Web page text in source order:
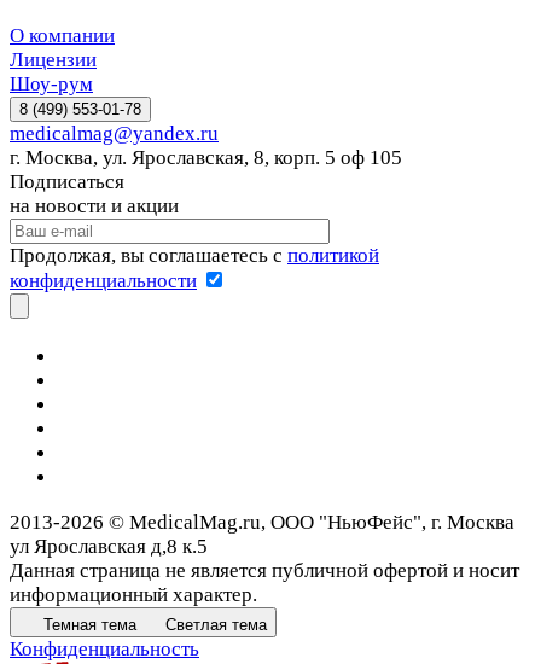
О компании
Лицензии
Шоу-рум
8 (499) 553-01-78
medicalmag@yandex.ru
г. Москва, ул. Ярославская, 8, корп. 5 оф 105
Подписаться
на новости и акции
Продолжая, вы соглашаетесь с политикой
конфиденциальности
2013-2026 © MedicalMag.ru, ООО "НьюФейс", г. Москва
ул Ярославская д,8 к.5
Данная страница не является публичной офертой и носит
информационный характер.
Темная тема Светлая тема
Конфиденциальность